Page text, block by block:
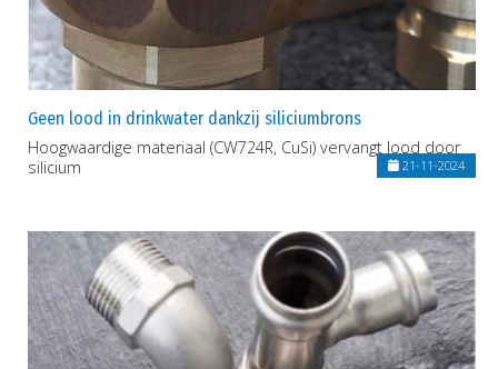
Geen lood in drinkwater dankzij siliciumbrons
Hoogwaardige materiaal (CW724R, CuSi) vervangt lood door
silicium
21-11-2024